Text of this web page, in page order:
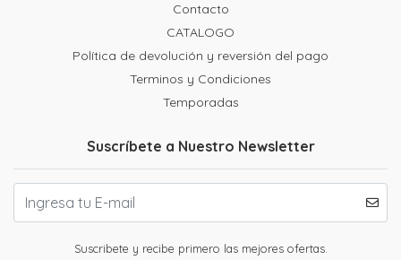
Contacto
CATALOGO
Política de devolución y reversión del pago
Terminos y Condiciones
Temporadas
Suscríbete a Nuestro Newsletter
Suscribete y recibe primero las mejores ofertas.